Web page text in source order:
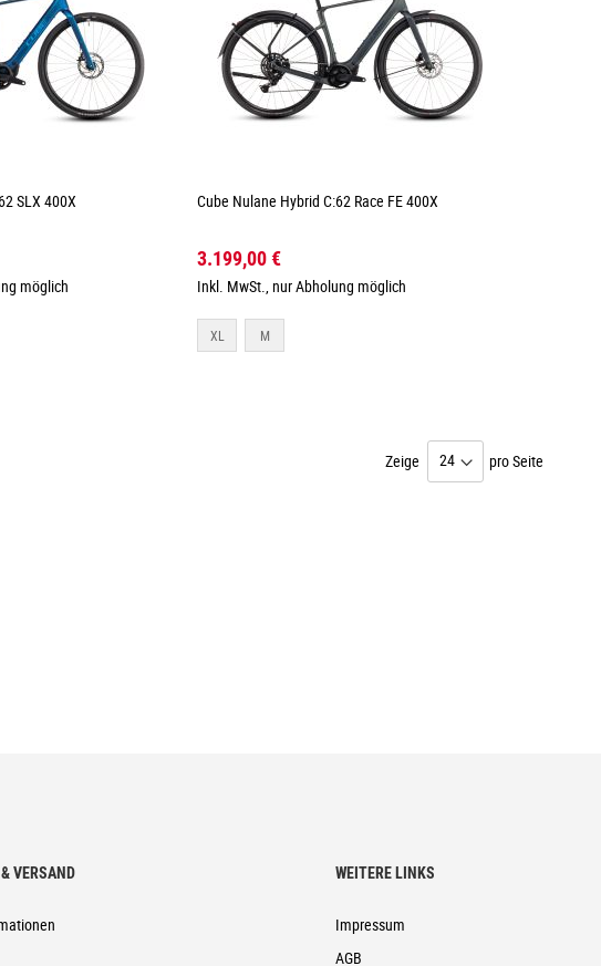
SLX 400X
möglich
Cube Nulane Hybrid C:62 Race FE 400X
3.199,00 €
Inkl. MwSt., nur Abholung möglich
XL M
Zeige pro Seite
VERSAND WEITERE LINKS
Impressum
AGB